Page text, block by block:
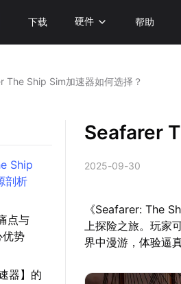
下载 硬件 帮助
The Ship Sim加速器如何选择？
Ship
剖析
点与
优势
器】的
Seafarer
2025-09-30
《Seafarer: The
上探险之旅。玩家
界中漫游，体验逼